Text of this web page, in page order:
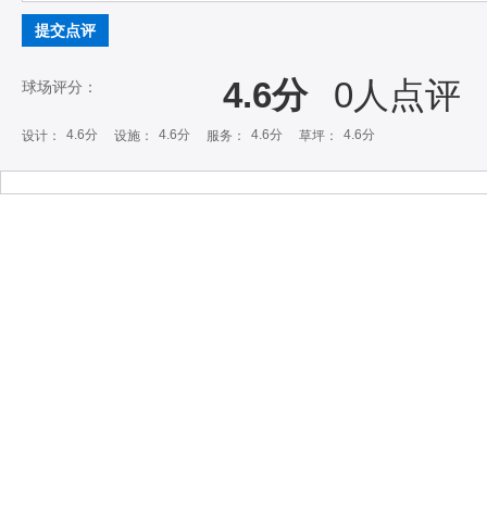
提交点评
球场评分： 4.6分 0人点评
设计： 4.6分 设施： 4.6分 服务： 4.6分 草坪： 4.6分